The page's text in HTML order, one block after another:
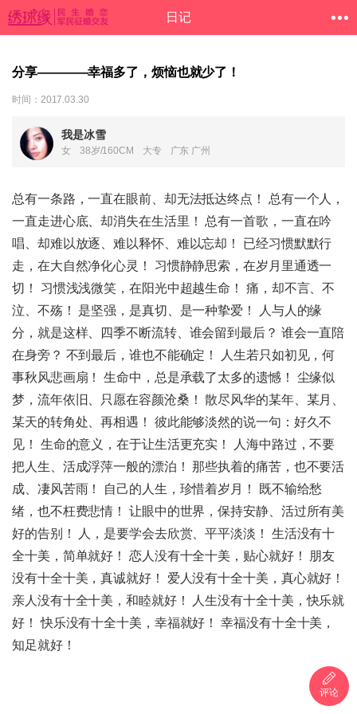
日记
分享————幸福多了，烦恼也就少了！
时间：2017.03.30
我是冰雪
女 38岁/160CM 大专 广东 广州
总有一条路，一直在眼前、却无法抵达终点！ 总有一个人，
一直走进心底、却消失在生活里！ 总有一首歌，一直在吟
唱、却难以放逐、难以释怀、难以忘却！ 已经习惯默默行
走，在大自然净化心灵！ 习惯静静思索，在岁月里通透一
切！ 习惯浅浅微笑，在阳光中超越生命！ 痛，却不言、不
泣、不殇！ 是坚强，是真切、是一种挚爱！ 人与人的缘
分，就是这样、四季不断流转、谁会留到最后？ 谁会一直陪
在身旁？ 不到最后，谁也不能确定！ 人生若只如初见，何
事秋风悲画扇！ 生命中，总是承载了太多的遗憾！ 尘缘似
梦，流年依旧、只愿在容颜沧桑！ 散尽风华的某年、某月、
某天的转角处、再相遇！ 彼此能够淡然的说一句：好久不
见！ 生命的意义，在于让生活更充实！ 人海中路过，不要
把人生、活成浮萍一般的漂泊！ 那些执着的痛苦，也不要活
成、凄风苦雨！ 自己的人生，珍惜着岁月！ 既不输给愁
绪，也不枉费悲情！ 让眼中的世界，保持安静、活过所有美
好的告别！ 人，是要学会去欣赏、平平淡淡！ 生活没有十
全十美，简单就好！ 恋人没有十全十美，贴心就好！ 朋友
没有十全十美，真诚就好！ 爱人没有十全十美，真心就好！
亲人没有十全十美，和睦就好！ 人生没有十全十美，快乐就
好！ 快乐没有十全十美，幸福就好！ 幸福没有十全十美，
知足就好！
评论